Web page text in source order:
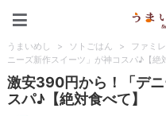
うまいめし > ソトごはん > ファミ
ニーズ新作スイーツ」が神コスパ♪【絶
激安390円から！「デ
スパ♪【絶対食べて】